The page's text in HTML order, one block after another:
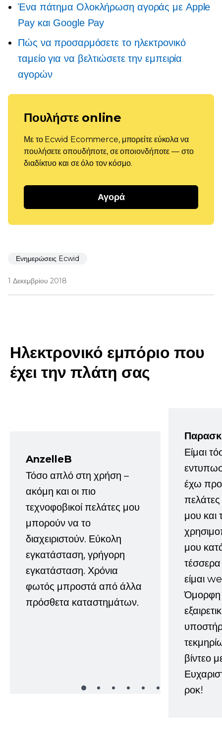
Ένα πάτημα Ολοκλήρωση αγοράς με Apple
Pay και Google Pay
Πώς να προσαρμόσετε το ηλεκτρονικό
ταμείο για να βελτιώσετε την εμπειρία
αγορών
Πουλήστε online
Με το Ecwid Ecommerce, μπορείτε εύκολα να
πουλήσετε οπουδήποτε, σε οποιονδήποτε — στο
διαδίκτυο και σε όλο τον κόσμο.
Αγορά
Ενημερώσεις Ecwid
1 Δεκεμβρίου 2018
Ηλεκτρονικό εμπόριο που
έχει την πλάτη σας
AnzelleB
Τόσο απλό στη χρήση –
ακόμη και οι πιο
τεχνοφοβικοί πελάτες μου
μπορούν να το
διαχειριστούν. Εύκολη
εγκατάσταση, γρήγορη
εγκατάσταση. Χρόνια
φωτός μπροστά από άλλα
πρόσθετα καταστημάτων.
Είμαι
έχω
μου και
μου
είμαι
Όμορφη
βίντεο
ροκ!